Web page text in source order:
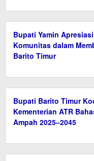
Bupati Yamin
Komunitas dalam
Barito Timur
Bupati Barito Timur
Kementerian ATR
Ampah 2025–2045